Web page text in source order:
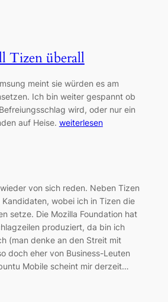
Tizen überall
meint sie würden es am
Ich bin weiter gespannt ob
wird, oder nur ein
auf Heise. weiterlesen
von sich reden. Neben Tizen
wobei ich in Tizen die
setze. Die Mozilla Foundation hat
produziert, da bin ich
(man denke an den Streit mit
doch eher von Business-Leuten
Mobile scheint mir derzeit…